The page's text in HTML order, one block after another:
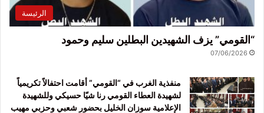
الرئيسة
“القومي” يزف الشهيدين البطلين سليم وحمود
07/06/2026
منفذية الغرب في “القومي” أقامت احتفالاً تكريمياً
لشهيدة العطاء القومي رنا شيّا حسيكي وللشهيدة
الإعلامية سوزان الخليل بحضور شعبي وحزبي مهيب